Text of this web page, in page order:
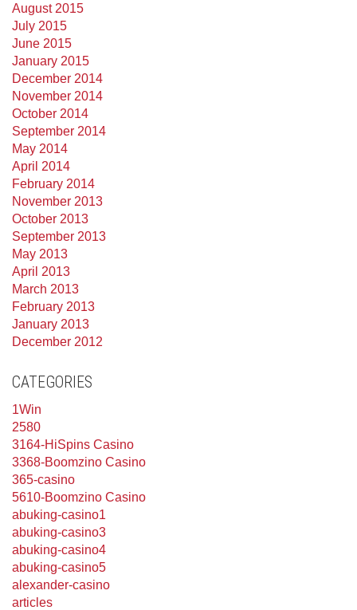
August 2015
July 2015
June 2015
January 2015
December 2014
November 2014
October 2014
September 2014
May 2014
April 2014
February 2014
November 2013
October 2013
September 2013
May 2013
April 2013
March 2013
February 2013
January 2013
December 2012
CATEGORIES
1Win
2580
3164-HiSpins Casino
3368-Boomzino Casino
365-casino
5610-Boomzino Casino
abuking-casino1
abuking-casino3
abuking-casino4
abuking-casino5
alexander-casino
articles